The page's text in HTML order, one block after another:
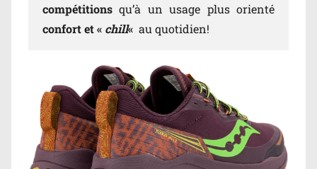
compétitionsqu’à un usage plus orienté
confort et « chill« au quotidien!